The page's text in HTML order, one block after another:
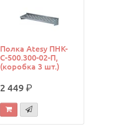
Полка Atesy ПНК-
С-500.300-02-П,
(коробка 3 шт.)
2 449р.